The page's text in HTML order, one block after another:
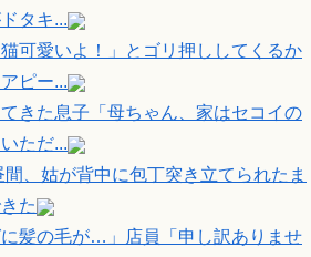
タキ...
可愛いよ！」とゴリ押ししてくるか
ピー...
きた息子「母ちゃん、家はセコイの
ただ...
間、姑が背中に包丁突き立てられたま
た
髪の毛が…」店員「申し訳ありませ